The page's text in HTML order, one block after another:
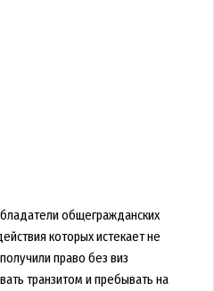
общегражданских
которых истекает не
право без виз
транзитом и пребывать на